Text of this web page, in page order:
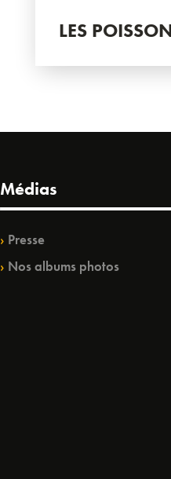
LES
Médias
Presse
Nos albums photos